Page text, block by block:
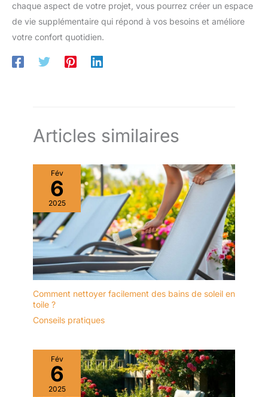
chaque aspect de votre projet, vous pourrez créer un espace
de vie supplémentaire qui répond à vos besoins et améliore
votre confort quotidien.
Articles similaires
Fév
6
2025
Comment nettoyer facilement des bains de soleil en
toile ?
Conseils pratiques
Fév
6
2025